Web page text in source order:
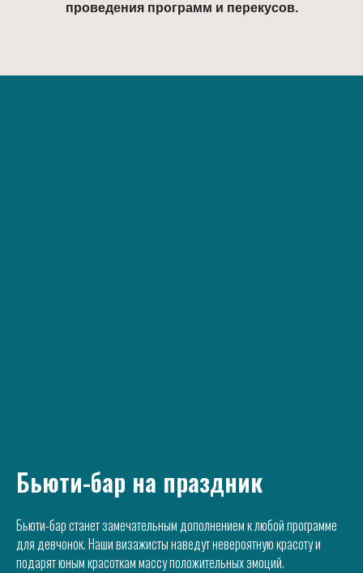
проведения программ и перекусов.
Бьюти-бар на праздник
Бьюти-бар станет замечательным дополнением к любой программе
для девчонок. Наши визажисты наведут невероятную красоту и
подарят юным красоткам массу положительных эмоций.